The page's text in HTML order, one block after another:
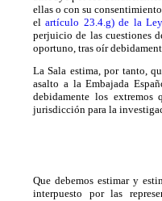
ellas o con su
elartículo 23.4.g) de la
perjuicio de las cuestiones
oportuno, tras oír
La Sala estima, por tanto,
asalto a la Embajada
debidamente los
jurisdicción para la
Que debemos estimar y
interpuesto por las